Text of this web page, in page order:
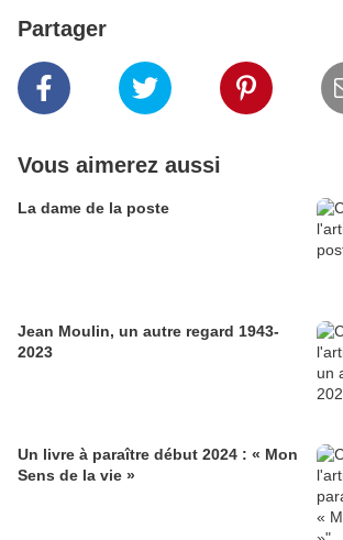
Partager
Vous aimerez aussi
La dame de la poste
Jean Moulin, un autre regard 1943-
2023
Un livre à paraître début 2024 : « Mon
Sens de la vie »